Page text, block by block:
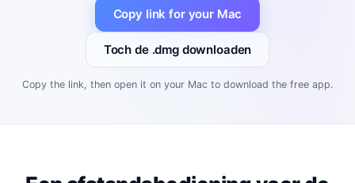
Copy link for your Mac
Toch de .dmg downloaden
Copy the link, then open it on your Mac to download the free app.